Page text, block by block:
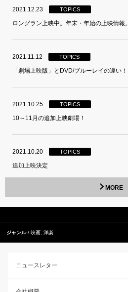
2021.12.23 TOPICS
ロングラン上映中。年末・年始の上映情報。
2021.11.12 TOPICS
「劇場上映版」とDVD/ブルーレイの違い！
2021.10.25 TOPICS
10～11月の追加上映劇場！
2021.10.20 TOPICS
追加上映決定
MORE
ジャンル 映画 洋楽
ニュースレター